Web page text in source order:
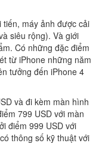
máy ảnh được cải
siêu rộng). Và giới
Có những đặc điểm
từ iPhone những năm
tưởng đến iPhone 4
và đi kèm màn hình
799 USD với màn
điểm 999 USD với
thông số kỹ thuật với